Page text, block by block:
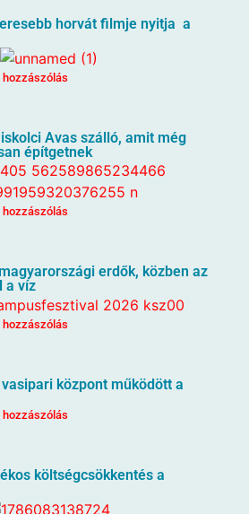
horvát filmje nyitja a
hozzászólás
Avas szálló, amit még
építgetnek
hozzászólás
erdők, közben az
a víz
hozzászólás
központ működött a
hozzászólás
költségcsökkentés a